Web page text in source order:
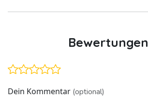
Bewertungen
Dein Kommentar (optional)